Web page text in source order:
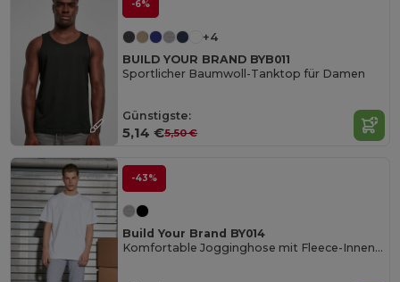
-6%
+4
BUILD YOUR BRAND BYB011
Sportlicher Baumwoll-Tanktop für Damen
Günstigste:
5,14 €5,50 €
-43%
Build Your Brand BY014
Komfortable Jogginghose mit Fleece-Innenfutter